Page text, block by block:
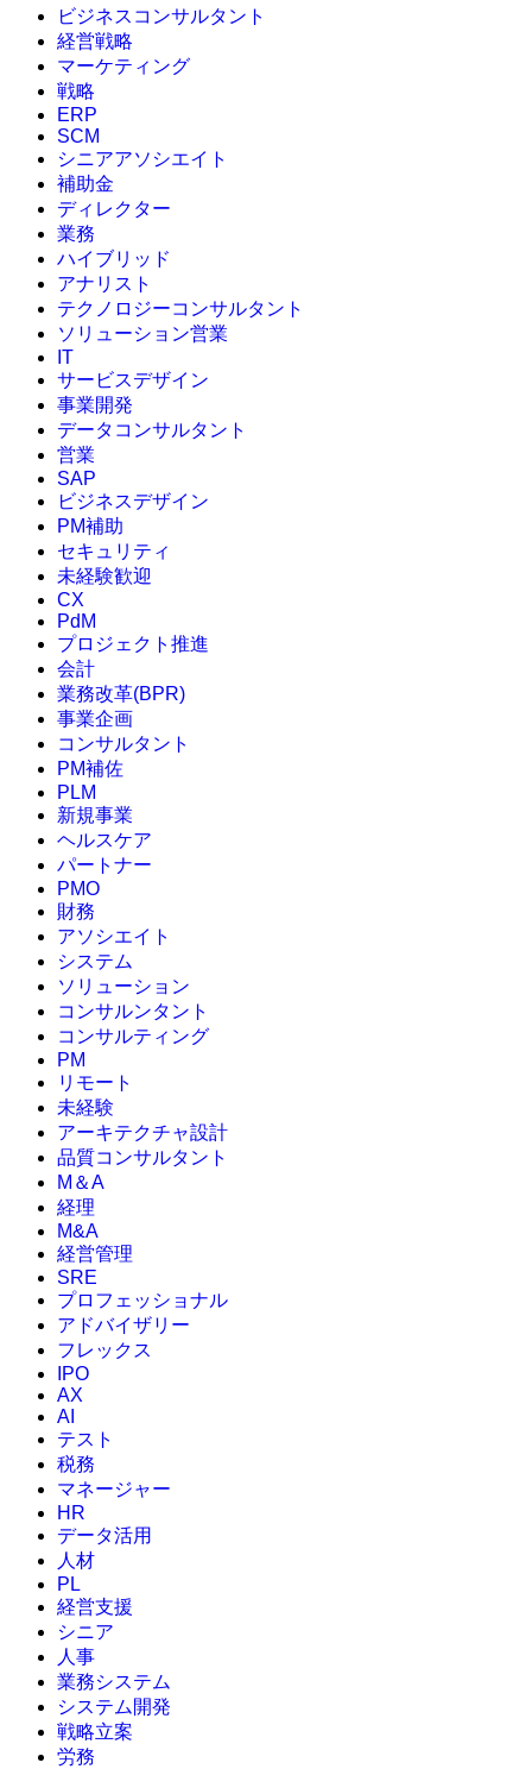
ビジネスコンサルタント
経営戦略
マーケティング
戦略
ERP
SCM
シニアアソシエイト
補助金
ディレクター
業務
ハイブリッド
アナリスト
テクノロジーコンサルタント
ソリューション営業
IT
サービスデザイン
事業開発
データコンサルタント
営業
SAP
ビジネスデザイン
PM補助
セキュリティ
未経験歓迎
CX
PdM
プロジェクト推進
会計
業務改革(BPR)
事業企画
コンサルタント
PM補佐
PLM
新規事業
ヘルスケア
パートナー
PMO
財務
アソシエイト
システム
ソリューション
コンサルンタント
コンサルティング
PM
リモート
未経験
アーキテクチャ設計
品質コンサルタント
M＆A
経理
M&A
経営管理
SRE
プロフェッショナル
アドバイザリー
フレックス
IPO
AX
AI
テスト
税務
マネージャー
HR
データ活用
人材
PL
経営支援
シニア
人事
業務システム
システム開発
戦略立案
労務